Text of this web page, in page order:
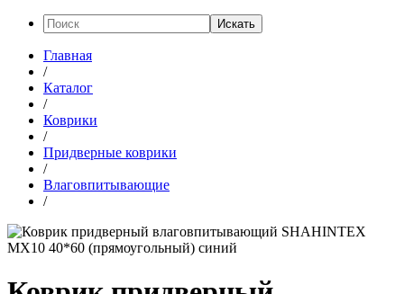
Искать
Главная
/
Каталог
/
Коврики
/
Придверные коврики
/
Влаговпитывающие
/